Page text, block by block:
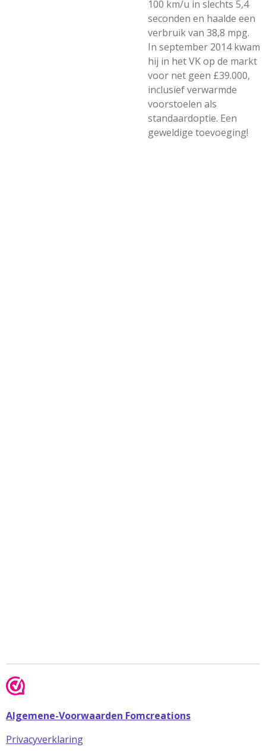
100 km/u in slechts 5,4
seconden en haalde een
verbruik van 38,8 mpg.
In september 2014 kwam
hij in het VK op de markt
voor net geen £39.000,
inclusief verwarmde
voorstoelen als
standaardoptie. Een
geweldige toevoeging!
Algemene-Voorwaarden Fomcreations
Privacyverklaring